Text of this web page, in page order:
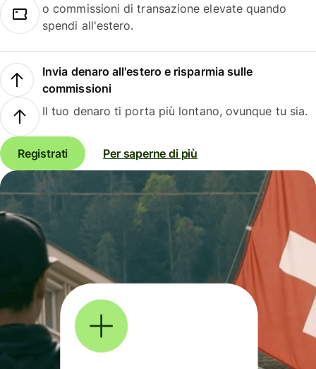
o commissioni di transazione elevate quando
spendi all'estero.
Invia denaro all'estero e risparmia sulle
commissioni
Il tuo denaro ti porta più lontano, ovunque tu sia.
Registrati Per saperne di più